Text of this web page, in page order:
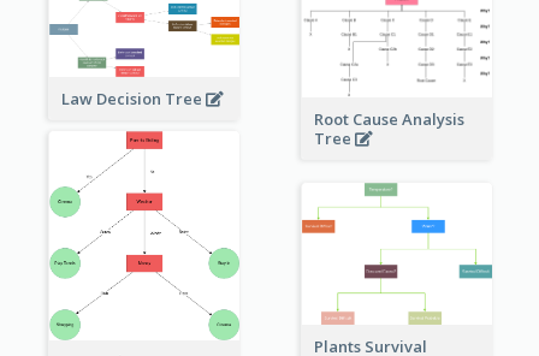
Law Decision Tree
Root Cause Analysis
Tree
Plants Survival